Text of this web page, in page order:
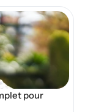
pour